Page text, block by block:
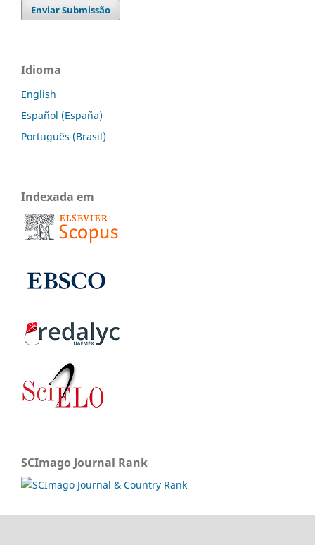
Enviar Submissão
Idioma
English
Español (España)
Português (Brasil)
Indexada em
SCImago Journal Rank